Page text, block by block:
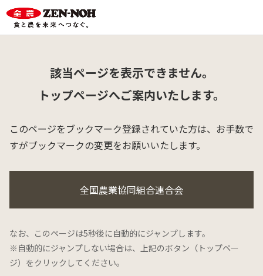
該当ページを表示できません。
トップページへご案内いたします。
このページをブックマーク登録されていた方は、 お手数で
すがブックマークの変更をお願いいたします。
全国農業協同組合連合会
なお、このページは5秒後に自動的にジャンプします。
※自動的にジャンプしない場合は、上記のボタン（トップペー
ジ）をクリックしてください。